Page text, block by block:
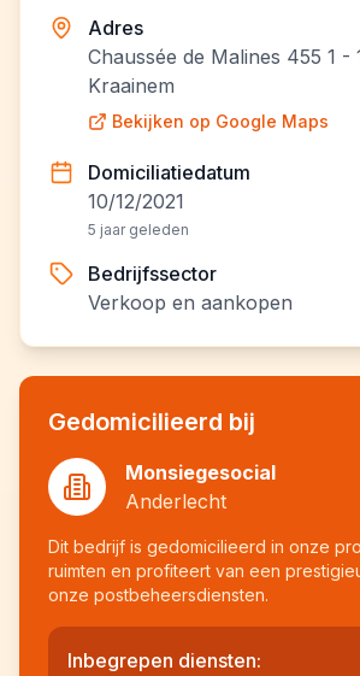
Adres
Chaussée de Malines 455 1 -
Kraainem
Bekijken op Google Maps
Domiciliatiedatum
10/12/2021
5 jaar geleden
Bedrijfssector
Verkoop en aankopen
Gedomicilieerd bij
Monsiegesocial
Anderlecht
Dit bedrijf is gedomicilieerd in onze
ruimten en profiteert van een
onze postbeheersdiensten.
Inbegrepen diensten: